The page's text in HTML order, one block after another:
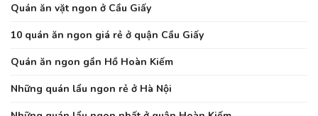
Quán ăn vặt ngon ở Cầu Giấy
10 quán ăn ngon giá rẻ ở quận Cầu Giấy
Quán ăn ngon gần Hồ Hoàn Kiếm
Những quán lẩu ngon rẻ ở Hà Nội